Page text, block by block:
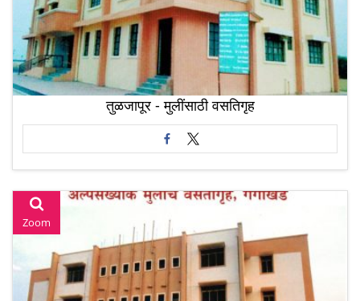
तुळजापूर - मुलींसाठी वसतिगृह
Zoom